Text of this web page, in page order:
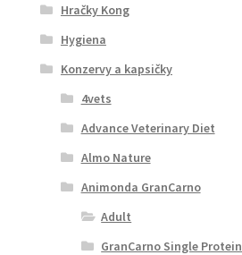
Hračky Kong
Hygiena
Konzervy a kapsičky
4vets
Advance Veterinary Diet
Almo Nature
Animonda GranCarno
Adult
GranCarno Single Protein